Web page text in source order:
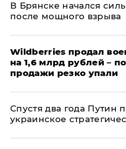
В Брянске начался
после мощного взрыва
​Wildberries продал
на 1,6 млрд рублей –
продажи резко упали
Спустя два года Путин
украинское